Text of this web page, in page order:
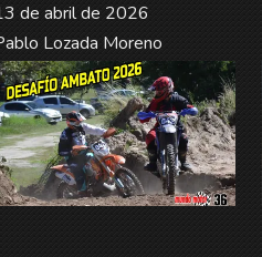
Lozada Moreno
de abril de 2026